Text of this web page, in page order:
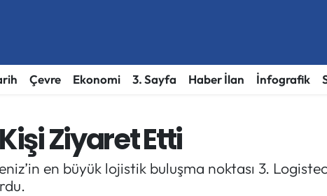
Çevre Ekonomi 3. Sayfa Haber İlan İnfografik
Ziyaret Etti
en büyük lojistik buluşma noktası 3.